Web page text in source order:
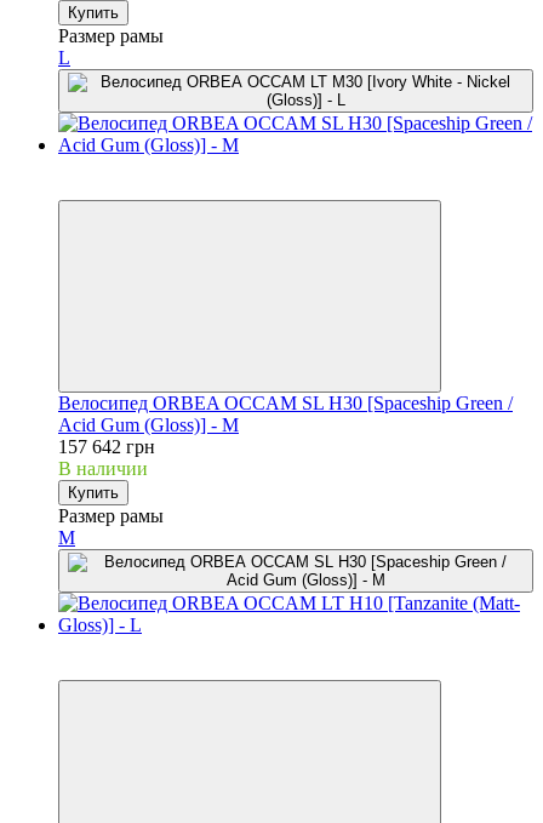
Купить
Размер рамы
L
Велосипед ORBEA OCCAM SL H30 [Spaceship Green /
Acid Gum (Gloss)] - M
157 642 грн
В наличии
Купить
Размер рамы
M